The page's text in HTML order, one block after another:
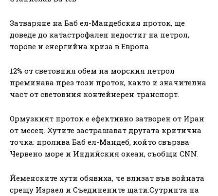
Затваряне на Баб ел-Мандебския проток, ще
доведе до катастрофален недостиг на петрол,
торове и енергийна криза в Европа.
12% от световния обем на морския петрол
преминава през този проток, както и значителна
част от световния контейнерен транспорт.
Ормузкият проток е ефективно затворен от Иран
от месец. Хутите застрашават другата критична
точка: пролива Баб ел-Мандеб, който свързва
Червено море и Индийския океан, съобщи CNN.
Йеменските хути обявиха, че влизат във войната
срещу Израел и Съединените щати.Сутринта на